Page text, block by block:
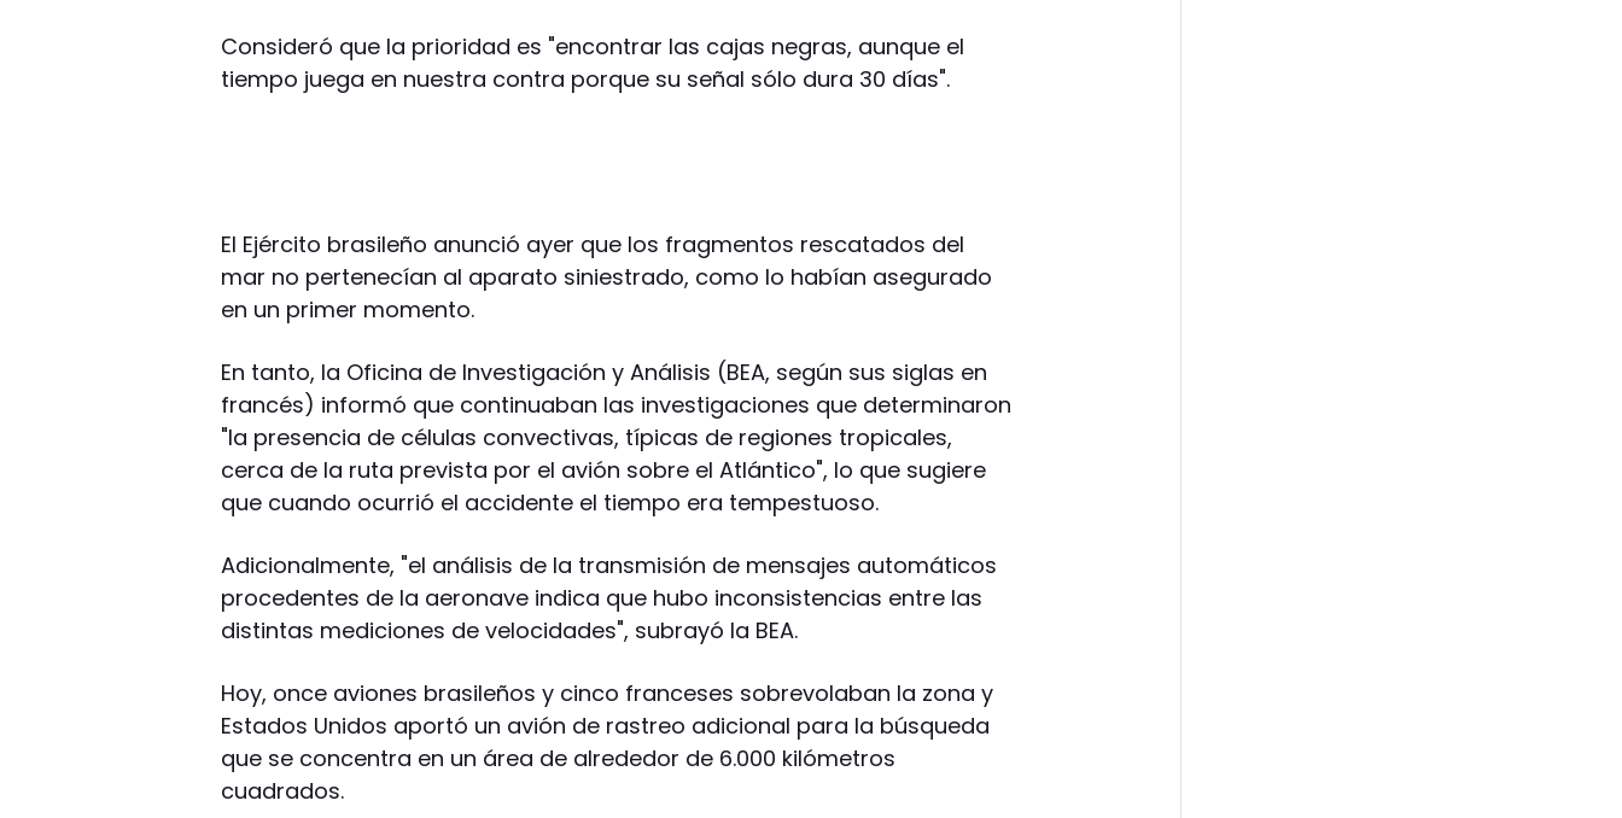
Consideró que la prioridad es "encontrar las cajas negras, aunque el
tiempo juega en nuestra contra porque su señal sólo dura 30 días".
El Ejército brasileño anunció ayer que los fragmentos rescatados del
mar no pertenecían al aparato siniestrado, como lo habían asegurado
en un primer momento.
En tanto, la Oficina de Investigación y Análisis (BEA, según sus siglas en
francés) informó que continuaban las investigaciones que determinaron
"la presencia de células convectivas, típicas de regiones tropicales,
cerca de la ruta prevista por el avión sobre el Atlántico", lo que sugiere
que cuando ocurrió el accidente el tiempo era tempestuoso.
Adicionalmente, "el análisis de la transmisión de mensajes automáticos
procedentes de la aeronave indica que hubo inconsistencias entre las
distintas mediciones de velocidades", subrayó la BEA.
Hoy, once aviones brasileños y cinco franceses sobrevolaban la zona y
Estados Unidos aportó un avión de rastreo adicional para la búsqueda
que se concentra en un área de alrededor de 6.000 kilómetros
cuadrados.